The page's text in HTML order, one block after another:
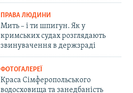
ПРАВА ЛЮДИНИ
Мить – і ти шпигун. Як у
кримських судах розглядають
звинувачення в держзраді
ФОТОГАЛЕРЕЇ
Краса Сімферопольського
водосховища та занедбаність